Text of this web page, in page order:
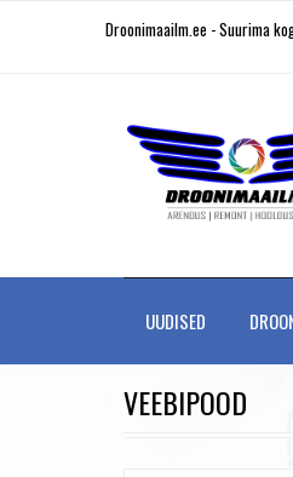
Droonimaailm.ee - Suurima
UUDISED
VEEBIPOOD